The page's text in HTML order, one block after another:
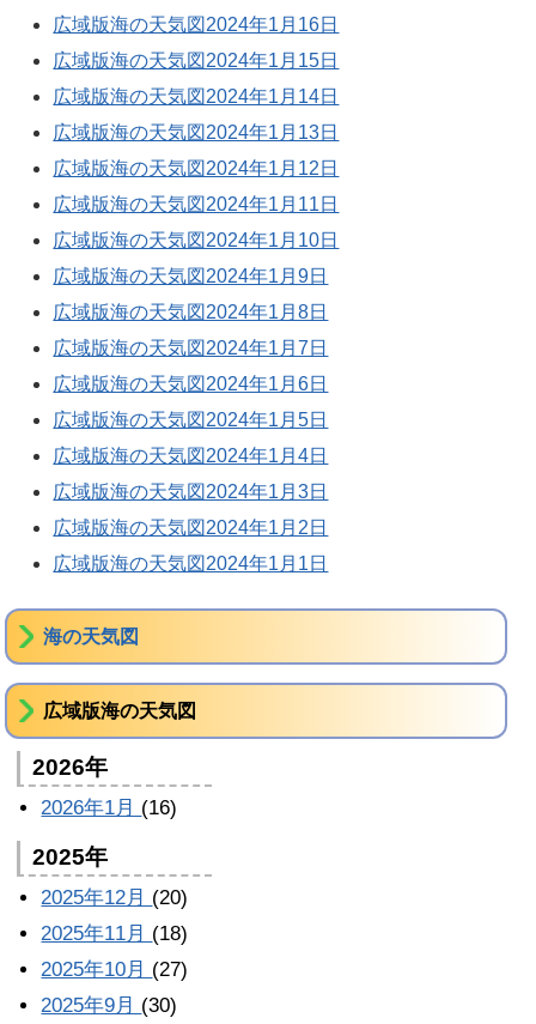
広域版海の天気図2024年1月16日
広域版海の天気図2024年1月15日
広域版海の天気図2024年1月14日
広域版海の天気図2024年1月13日
広域版海の天気図2024年1月12日
広域版海の天気図2024年1月11日
広域版海の天気図2024年1月10日
広域版海の天気図2024年1月9日
広域版海の天気図2024年1月8日
広域版海の天気図2024年1月7日
広域版海の天気図2024年1月6日
広域版海の天気図2024年1月5日
広域版海の天気図2024年1月4日
広域版海の天気図2024年1月3日
広域版海の天気図2024年1月2日
広域版海の天気図2024年1月1日
海の天気図
広域版海の天気図
2026年
2026年1月 (16)
2025年
2025年12月 (20)
2025年11月 (18)
2025年10月 (27)
2025年9月 (30)